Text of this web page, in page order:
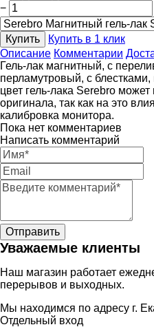
−
Купить
Купить в 1 клик
Описание Комментарии
Гель-лак магнитный, с
перламутровый, с
цвет гель-лака Serebro может
оригинала, так как на это
калибровка монитора.
Пока нет комментариев
Написать комментарий
Уважаемые клиенты
Наш магазин работает
перерывов и выходных.
Мы находимся по адресу г.
Отдельный вход